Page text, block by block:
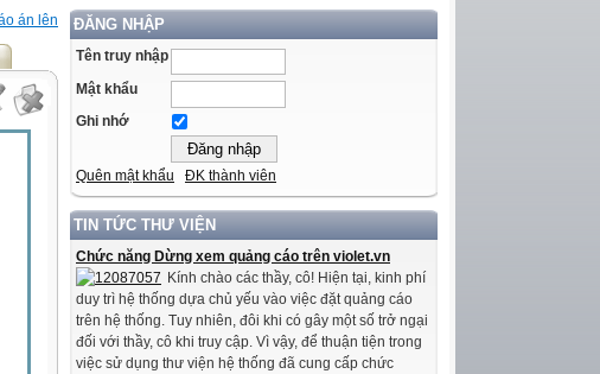
ĐĂNG NHẬP
Tên truy nhập
Mật khẩu
Ghi nhớ
Quên mật khẩu ĐK thành viên
TIN TỨC THƯ VIỆN
Chức năng Dừng xem quảng cáo trên violet.vn
Kính chào các thầy, cô! Hiện tại, kinh phí
duy trì hệ thống dựa chủ yếu vào việc đặt quảng cáo
trên hệ thống. Tuy nhiên, đôi khi có gây một số trở ngại
đối với thầy, cô khi truy cập. Vì vậy, để thuận tiện trong
việc sử dụng thư viện hệ thống đã cung cấp chức
án lên